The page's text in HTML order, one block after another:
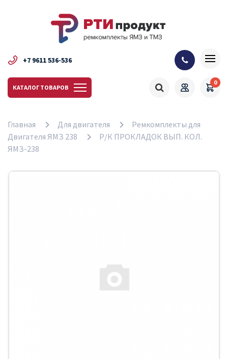
+7 9611 536-536
КАТАЛОГ ТОВАРОВ
0
Главная Для двигателя
Ремкомплекты для
Двигателя ЯМЗ 238
Р/К ПРОКЛАДОК ВЫП. КОЛ.
ЯМЗ-238